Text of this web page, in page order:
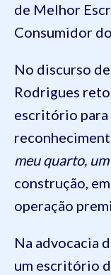
de Melhor
Consumidor
No discurso
Rodrigues
escritório
meu quarto,
construção,
operação
Na advocacia
um escritório